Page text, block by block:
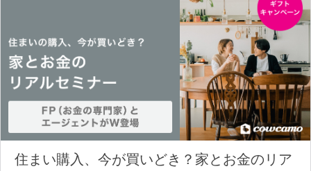
住まい購入、今が買いどき？家とお金のリア